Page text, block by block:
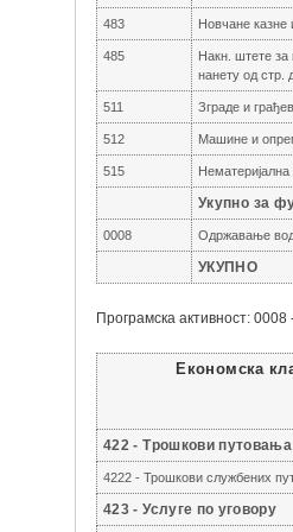
483 Новчане
485
Накн. штете за
нанету од стр.
511 Зграде и
512 Машине и
515
Укупно за
0008 Одржавање
УКУПНО
Програмска активност:
Економска
422 - Трошкови путовања
4222 - Трошкови службених
423 - Услуге по уговору